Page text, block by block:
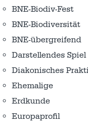
BNE-Biodiv-Fest
BNE-Biodiversität
BNE-übergreifend
Darstellendes Spiel
Diakonisches
Ehemalige
Erdkunde
Europaprofil